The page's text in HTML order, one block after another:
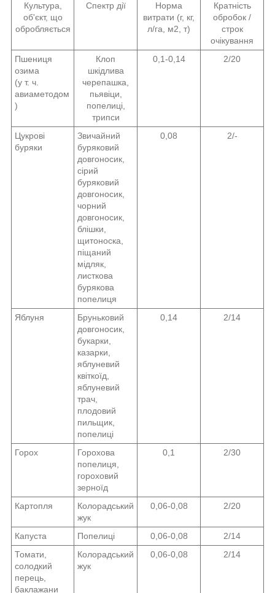
Культура,
об'єкт, що
обробляється
Спектр дії
Норма
витрати (г, кг,
л/га, м2, т)
Кратність
обробок /
строк
очікування
Пшениця
озима
(у т. ч.
авиаметодом
)
Клоп
шкідлива
черепашка,
пьявіци,
попелиці,
трипси
0,1-0,14 2/20
Цукрові
буряки
Звичайний
буряковий
довгоносик,
сірий
буряковий
довгоносик,
чорний
довгоносик,
блішки,
щитоноска,
піщаний
мідляк,
листкова
бурякова
попелиця
0,08 2/-
Яблуня
Бруньковий
довгоносик,
букарки,
казарки,
яблуневий
квіткоїд,
яблуневий
трач,
плодовий
пильщик,
попелиці
0,14 2/14
Горох
Горохова
попелиця,
гороховий
зерноїд
0,1 2/30
Картопля
Колорадський
жук
0,06-0,08 2/20
Капуста Попелиці 0,06-0,08
2/14
Томати,
солодкий
перець,
баклажани
Колорадський
жук
0,06-0,08 2/14